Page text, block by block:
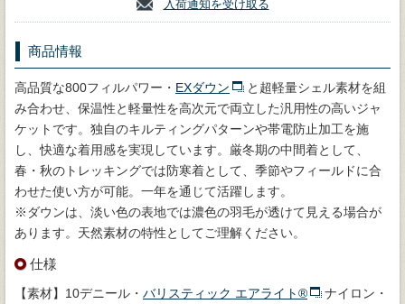
入荷通知を受け取る
商品情報
高品質な800フィルパワー・ EXダウン
と超軽量シェル素材を組
み合わせ、保温性と軽量性を高次元で両立した汎用性の高いジャ
ケットです。独自のキルティングパターンや帯電防止加工を施
し、快適な着用感を実現しています。厳冬期の中間着として、
春・秋のトレッキングでは防寒着として、季節やフィールドに合
わせた使い方が可能。一年を通じて活躍します。
※ダウンは、淡い色の表地では濃色の羽毛が透けて見える場合が
あります。天然素材の特性としてご理解ください。
仕様
【素材】10デニール・ バリスティック エアライト®
ナイロン・